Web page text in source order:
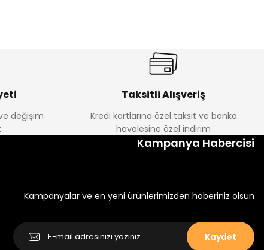
Erkek Çocuk 2'li Şortlu Takım
%30
Minik Kral Erkek Çocuk 2'li Şortlu Takım
değişim
Taksitli Alışveriş
Kredi kartlarına özel taksit ve banka
havalesine özel indirim
Kampanya Habercisi
Kampanyalar ve en yeni ürünlerimizden haberiniz olsun
Kaydet